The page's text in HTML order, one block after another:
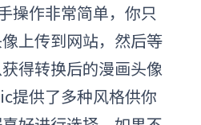
操作非常简单，你只
上传到网站，然后等
得转换后的漫画头像
提供了多种风格供你